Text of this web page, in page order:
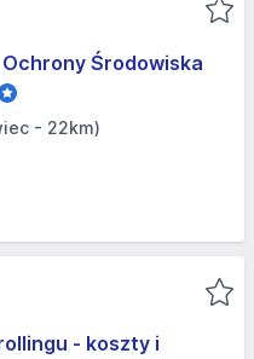
Środowiska
- 22km)
- koszty i